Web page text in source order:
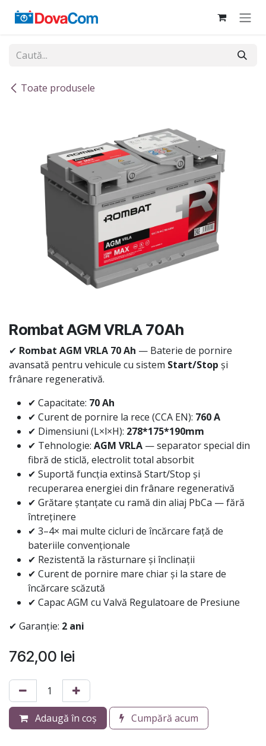
Toate produsele
Rombat AGM VRLA 70Ah
✔ Rombat AGM VRLA 70 Ah — Baterie de pornire
avansată pentru vehicule cu sistem Start/Stop și
frânare regenerativă.
✔ Capacitate: 70 Ah
✔ Curent de pornire la rece (CCA EN): 760 A
✔ Dimensiuni (L×l×H): 278*175*190mm
✔ Tehnologie: AGM VRLA — separator special din
fibră de sticlă, electrolit total absorbit
✔ Suportă funcția extinsă Start/Stop și
recuperarea energiei din frânare regenerativă
✔ Grătare ștanțate cu ramă din aliaj PbCa — fără
întreținere
✔ 3–4× mai multe cicluri de încărcare față de
bateriile convenționale
✔ Rezistentă la răsturnare și înclinații
✔ Curent de pornire mare chiar și la stare de
încărcare scăzută
✔ Capac AGM cu Valvă Regulatoare de Presiune
✔ Garanție: 2 ani
762,00 lei
Adaugă în coș Cumpără acum